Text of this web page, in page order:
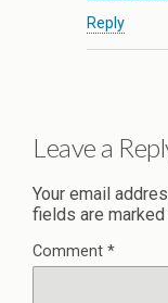
Reply
Leave a
Your email
fields are marked
Comment *